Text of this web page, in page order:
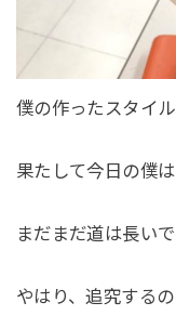
僕の作ったスタイル
果たして今日の僕
まだまだ道は長いで
やはり、追究するの